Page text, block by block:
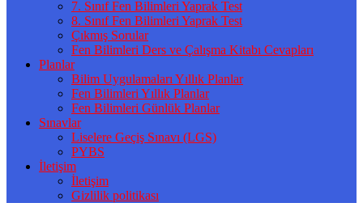
7. Sınıf Fen Bilimleri Yaprak Test
8. Sınıf Fen Bilimleri Yaprak Test
Çıkmış Sorular
Fen Bilimleri Ders ve Çalışma Kitabı Cevapları
Planlar
Bilim Uygulamaları Yıllık Planlar
Fen Bilimleri Yıllık Planlar
Fen Bilimleri Günlük Planlar
Sınavlar
Liselere Geçiş Sınavı (LGS)
PYBS
İletişim
İletişim
Gizlilik politikası